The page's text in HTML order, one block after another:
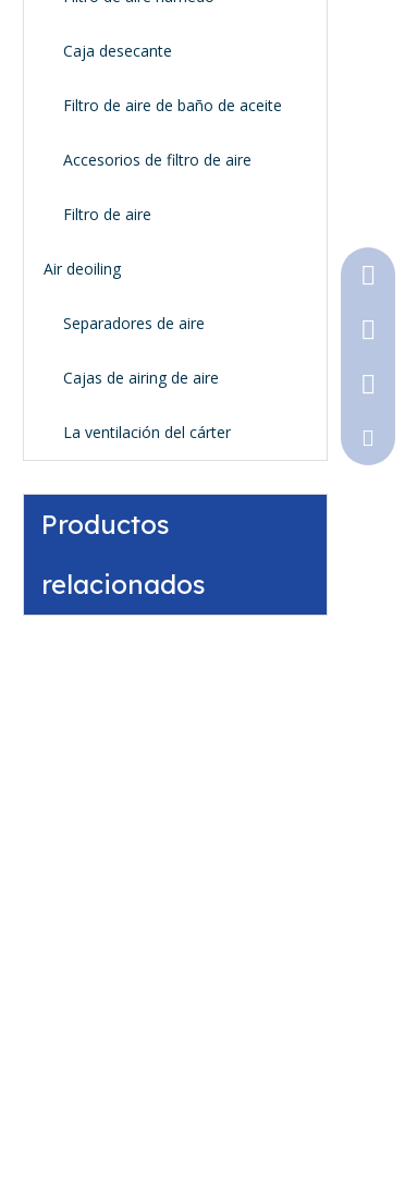
Caja desecante
Filtro de aire de baño de aceite
Accesorios de filtro de aire
Filtro de aire
Air deoiling
Separadores de aire
Cajas de airing de aire
La ventilación del cárter
Productos
relacionados
+86-
+86-